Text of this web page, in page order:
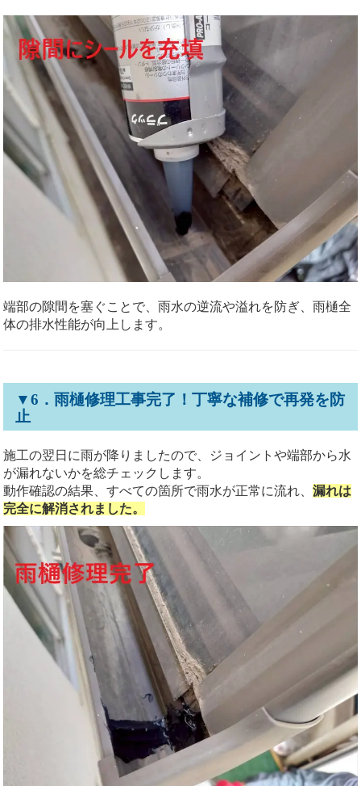
端部の隙間を塞ぐことで、雨水の逆流や溢れを防ぎ、雨樋全
体の排水性能が向上します。
▼6．雨樋修理工事完了！丁寧な補修で再発を防
止
施工の翌日に雨が降りましたので、ジョイントや端部から水
が漏れないかを総チェックします。
動作確認の結果、すべての箇所で雨水が正常に流れ、漏れは
完全に解消されました。